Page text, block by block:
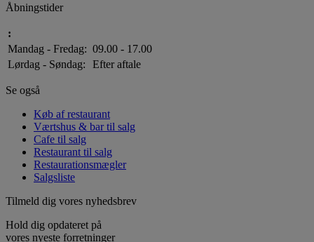
Åbningstider
:
Mandag - Fredag: 09.00 - 17.00
Lørdag - Søndag:
Efter aftale
Se også
Køb af restaurant
Værtshus & bar til salg
Cafe til salg
Restaurant til salg
Restaurationsmægler
Salgsliste
Tilmeld dig vores nyhedsbrev
Hold dig opdateret på
vores nyeste forretninger